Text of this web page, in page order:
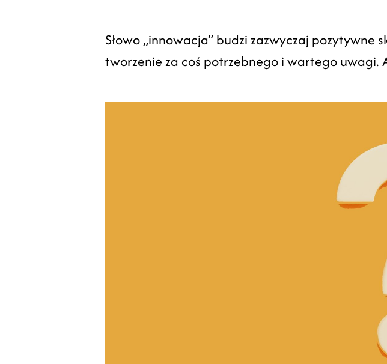
Słowo „innowacja” budzi zazwyczaj
tworzenie za coś potrzebnego i wartego uwagi.